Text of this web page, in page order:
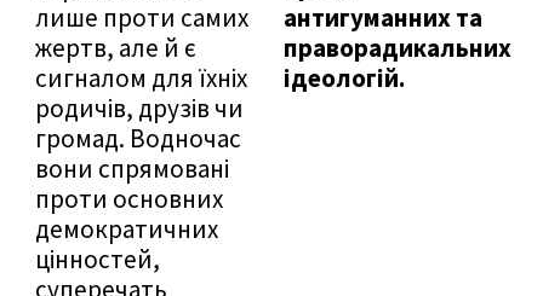
лише проти самих
жертв, але й є
сигналом для їхніх
родичів, друзів чи
громад. Водночас
вони спрямовані
проти основних
демократичних
цінностей,
антигуманних та
праворадикальних
ідеологій.